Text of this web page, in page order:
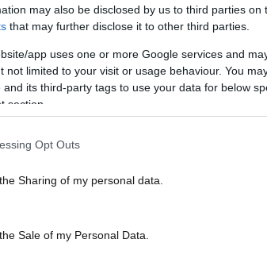
may also be disclosed by us to third parties on
that may further disclose it to other third parties.
app uses one or more Google services and
not limited to your visit or usage behaviour. You
its third-party tags to use your data for below
section.
Opt Outs
Sharing of my personal data.
Sale of my Personal Data.